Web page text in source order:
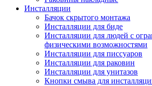
Инсталляции
Бачок скрытого монтажа
Инсталляции для биде
Инсталляции для людей с
физическими возможностями
Инсталляции для писсуаров
Инсталляции для раковин
Инсталляции для унитазов
Кнопки смыва для